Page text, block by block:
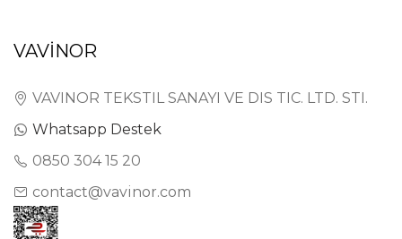
VAVİNOR
VAVINOR TEKSTIL SANAYI VE DIS TIC. LTD. STI.
Whatsapp Destek
0850 304 15 20
contact@vavinor.com